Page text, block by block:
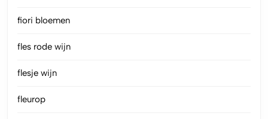
fiori bloemen
fles rode wijn
flesje wijn
fleurop